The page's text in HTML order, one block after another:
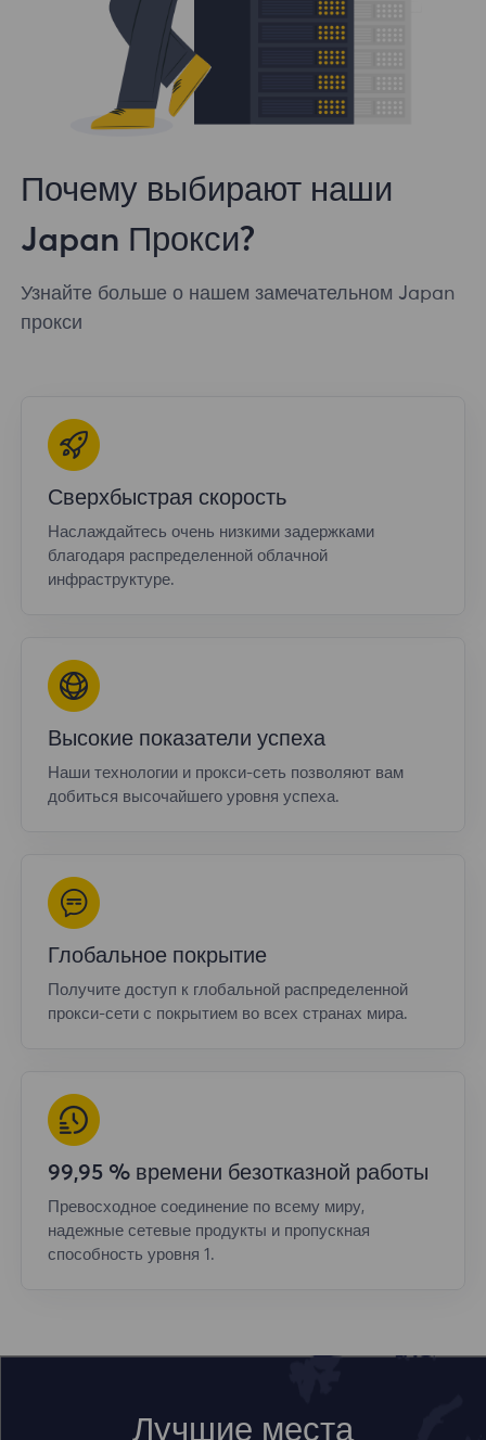
Почему выбирают наши
Japan Прокси?
Узнайте больше о нашем замечательном Japan
прокси
Сверхбыстрая скорость
Наслаждайтесь очень низкими задержками
благодаря распределенной облачной
инфраструктуре.
Высокие показатели успеха
Наши технологии и прокси-сеть позволяют вам
добиться высочайшего уровня успеха.
Глобальное покрытие
Получите доступ к глобальной распределенной
прокси-сети с покрытием во всех странах мира.
99,95 % времени безотказной работы
Превосходное соединение по всему миру,
надежные сетевые продукты и пропускная
способность уровня 1.
Лучшие места